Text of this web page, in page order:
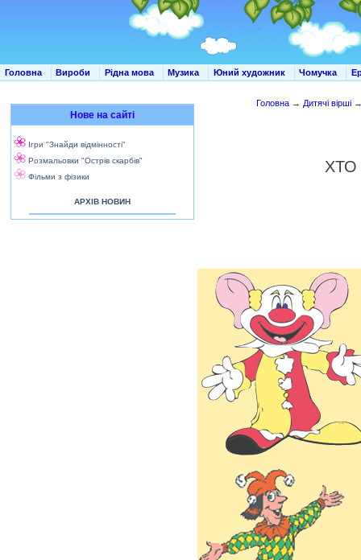
Головна Вироби Рідна мова Музика Юний художник Чомучка
Нове на сайті
Ігри "Знайди відмінності"
Розмальовки "Острів скарбів"
Фільми з фізики
АРХІВ НОВИН
Головна→ Дитячі вірші